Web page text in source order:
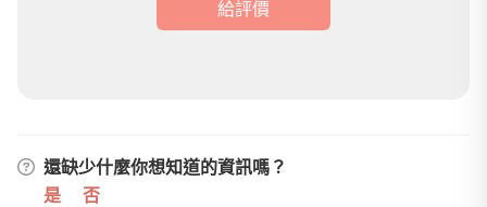
給評價
還缺少什麼你想知道的資訊嗎？
是
否